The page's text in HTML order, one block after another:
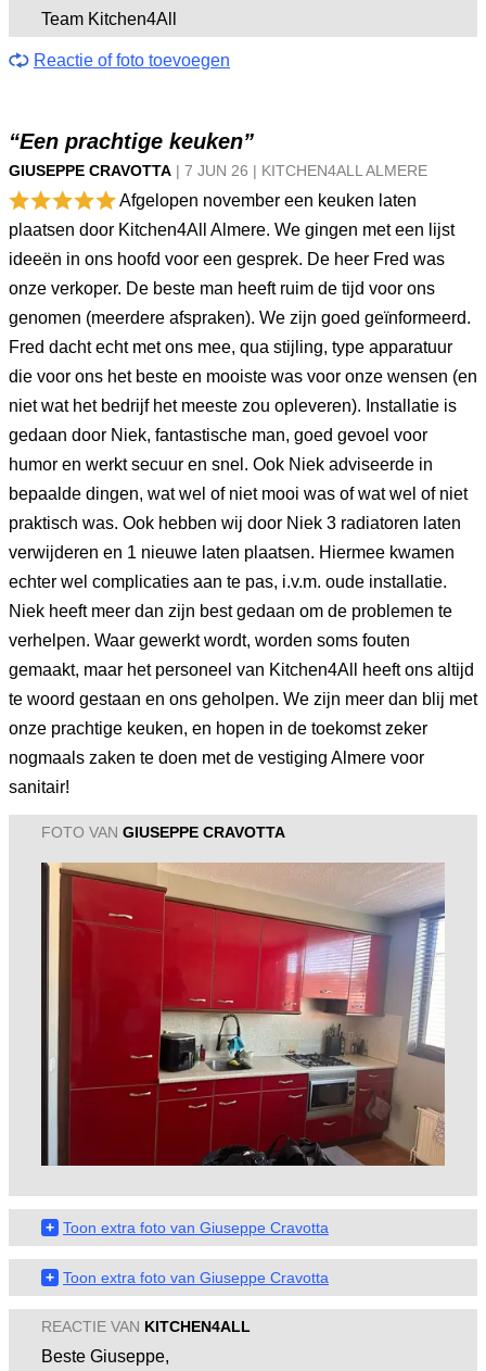
Team Kitchen4All
Reactie of foto toevoegen
“Een prachtige keuken”
GIUSEPPE CRAVOTTA | 7 JUN 26 | KITCHEN4ALL ALMERE
Afgelopen november een keuken laten
plaatsen door Kitchen4All Almere. We gingen met een lijst
ideeën in ons hoofd voor een gesprek. De heer Fred was
onze verkoper. De beste man heeft ruim de tijd voor ons
genomen (meerdere afspraken). We zijn goed geïnformeerd.
Fred dacht echt met ons mee, qua stijling, type apparatuur
die voor ons het beste en mooiste was voor onze wensen (en
niet wat het bedrijf het meeste zou opleveren). Installatie is
gedaan door Niek, fantastische man, goed gevoel voor
humor en werkt secuur en snel. Ook Niek adviseerde in
bepaalde dingen, wat wel of niet mooi was of wat wel of niet
praktisch was. Ook hebben wij door Niek 3 radiatoren laten
verwijderen en 1 nieuwe laten plaatsen. Hiermee kwamen
echter wel complicaties aan te pas, i.v.m. oude installatie.
Niek heeft meer dan zijn best gedaan om de problemen te
verhelpen. Waar gewerkt wordt, worden soms fouten
gemaakt, maar het personeel van Kitchen4All heeft ons altijd
te woord gestaan en ons geholpen. We zijn meer dan blij met
onze prachtige keuken, en hopen in de toekomst zeker
nogmaals zaken te doen met de vestiging Almere voor
sanitair!
FOTO VAN GIUSEPPE CRAVOTTA
+ Toon extra foto van Giuseppe Cravotta
+ Toon extra foto van Giuseppe Cravotta
REACTIE VAN KITCHEN4ALL
Beste Giuseppe,